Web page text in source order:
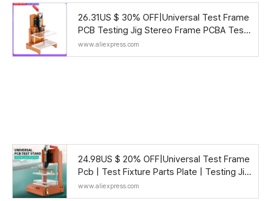
26.31US $ 30% OFF|Universal Test Frame
PCB Testing Jig Stereo Frame PCBA Test
Circuit Board Fixture Tool| | - AliExpress
www.aliexpress.com
24.98US $ 20% OFF|Universal Test Frame
Pcb | Test Fixture Parts Plate | Testing Jig
Fixture - Tool - Aliexpress
www.aliexpress.com